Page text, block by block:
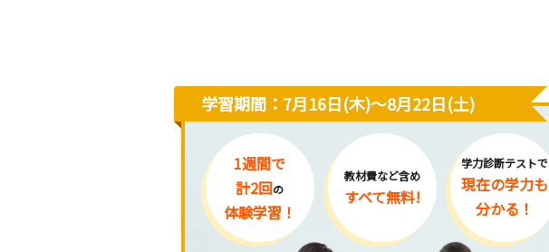
学習期間：7月16日(木)〜8月22日(土)
1週間で
計2回の
体験学習！
教材費など含め
すべて無料!
学力診断テストで
現在の学力も
分かる！